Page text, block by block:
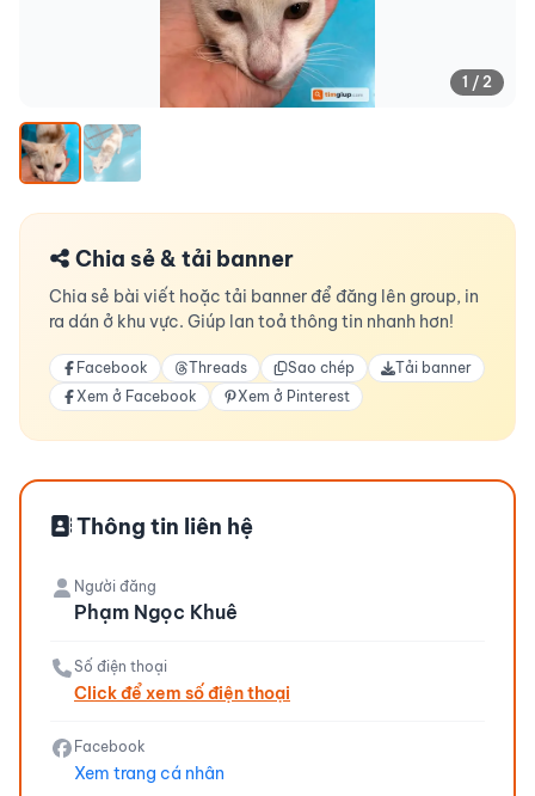
1 / 2
Chia sẻ & tải banner
Chia sẻ bài viết hoặc tải banner để đăng lên group, in
ra dán ở khu vực. Giúp lan toả thông tin nhanh hơn!
Facebook Threads Sao chép
Tải banner
Xem ở Facebook
Xem ở Pinterest
Thông tin liên hệ
Người đăng
Phạm Ngọc Khuê
Số điện thoại
Click để xem số điện thoại
Facebook
Xem trang cá nhân